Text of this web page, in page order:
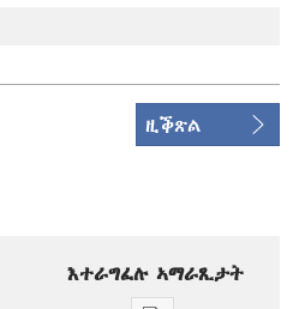
ዚቕጽል
እተራግፈሉ ኣማራጺታት